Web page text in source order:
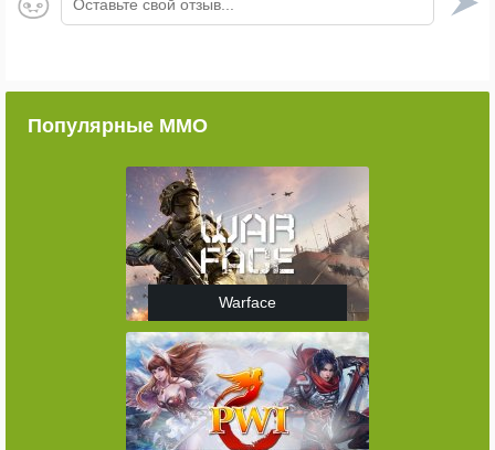
Оставьте свой отзыв...
Популярные ММО
Warface